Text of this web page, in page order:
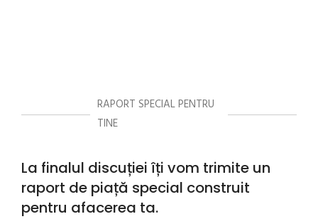
RAPORT SPECIAL PENTRU
TINE
La finalul discuției îți vom trimite un
raport de piață special construit
pentru afacerea ta.